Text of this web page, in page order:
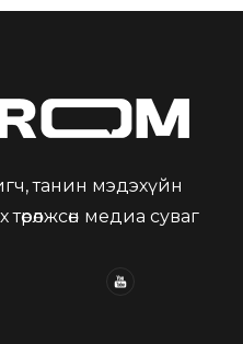
танин мэдэхүйн
медиа суваг